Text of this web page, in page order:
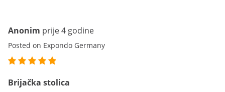
Anonim prije 4 godine
Posted on Expondo Germany
Brijačka stolica